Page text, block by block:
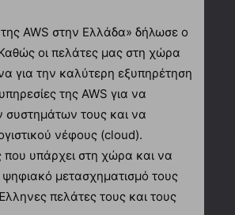
AWS στην Ελλάδα» δήλωσε ο
οι πελάτες μας στη χώρα
για την καλύτερη εξυπηρέτηση
της AWS για να
τους και να
νέφους (cloud).
υπάρχει στη χώρα και να
μετασχηματισμό τους
πελάτες τους και τους